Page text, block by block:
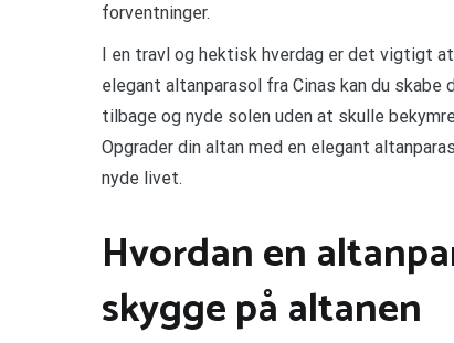
forventninger.
I en travl og hektisk hverdag er det vigtigt
elegant altanparasol fra Cinas kan du
tilbage og nyde solen uden at skulle
Opgrader din altan med en elegant
nyde livet.
Hvordan en
skygge på altanen